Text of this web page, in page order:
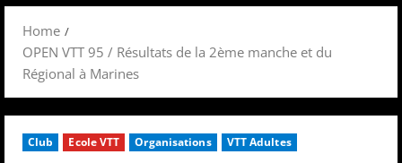
Home
OPEN VTT 95 / Résultats de la 2ème manche et du
Régional à Marines
Club Ecole VTT Organisations VTT Adultes